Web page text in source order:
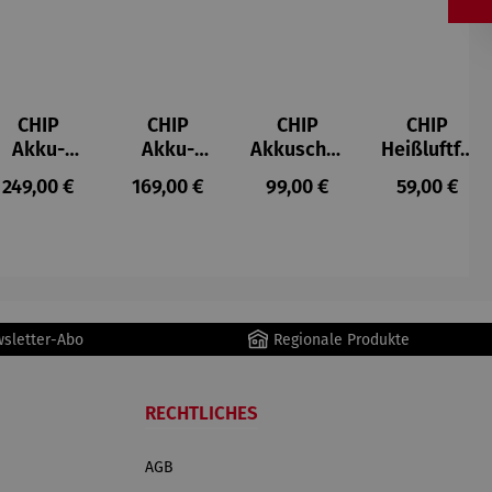
CHIP
Akku-
Staubsau
ger
Regulärer Preis:
249,00 €
CHIP
Akku-
Staubsau
ger DS02
Regulärer Preis:
169,00 €
CHIP
Akkuschra
uber
Regulärer Preis:
99,00 €
CHIP
Heißluftfri
tteuse
Regulärer
59,00 €
Abo Regionale Produkte
RECHTLICHES
AGB